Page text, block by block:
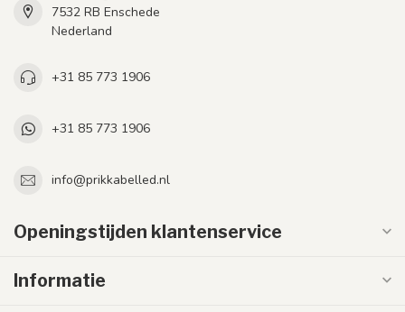
7532 RB Enschede
Nederland
+31 85 773 1906
+31 85 773 1906
info@prikkabelled.nl
Openingstijden klantenservice
Informatie